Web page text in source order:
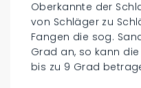
Oberkannte der
von Schläger zu
Fangen die sog.
Grad an, so kann
bis zu 9 Grad